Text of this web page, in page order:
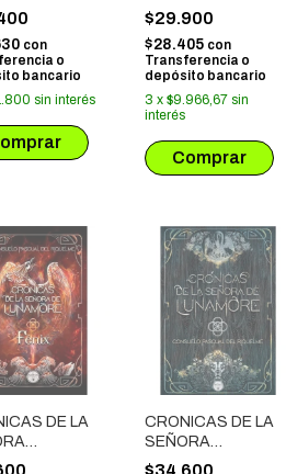
con
o
bancario
sin interés
$29.900
$28.405 con
Transferencia o
depósito bancario
3 x $9.966,67 sin
interés
DE LA
# 02
CRONICAS DE LA
SEÑORA
LUNAMORE # 01